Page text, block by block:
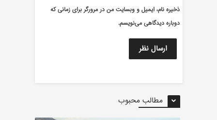
ذخیره نام، ایمیل و وبسایت من در مرورگر برای زمانی که
دوباره دیدگاهی می‌نویسم.
مطالب محبوب